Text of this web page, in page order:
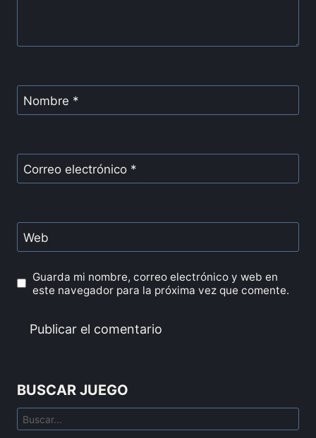
Nombre *
Correo electrónico *
Web
Guarda mi nombre, correo electrónico y web en
este navegador para la próxima vez que comente.
BUSCAR JUEGO